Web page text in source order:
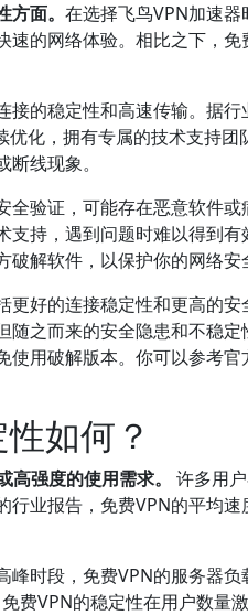
面。 在选择飞鸟VPN加速
的网络体验。相比之下，
的稳定性和高速传输。据
化，拥有专属的技术支持
线现象。
验证，可能存在恶意软件
持，遇到问题时难以得到
解软件，以保护你的网络安
好的连接稳定性和更高的
之而来的安全隐患和不稳
用破解版本。你可以参考官
如何？
强度的使用需求。
许多用
业报告，免费VPN的平均
时段，免费VPN的服务器
费VPN的稳定性在用户数